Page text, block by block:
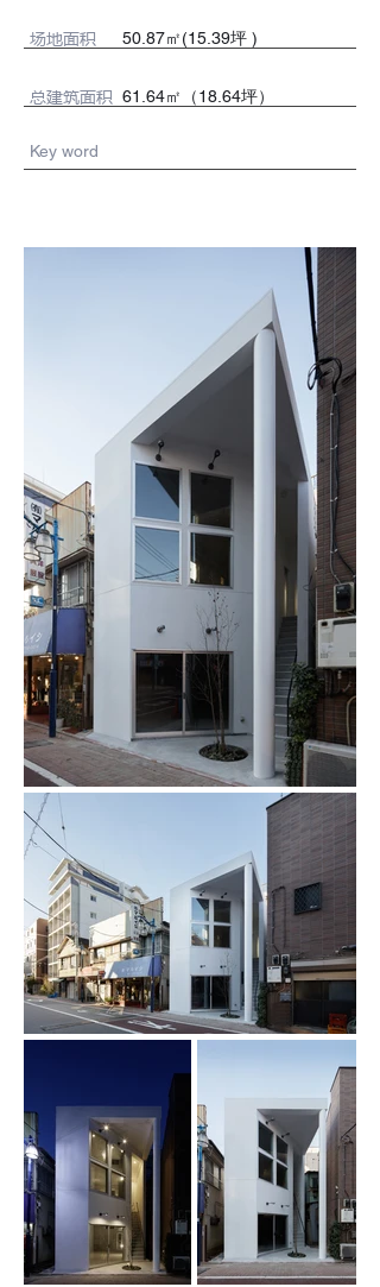
50.87㎡(15.39坪 )
场地面积
61.64㎡（18.64坪）
总建筑面积
Key word